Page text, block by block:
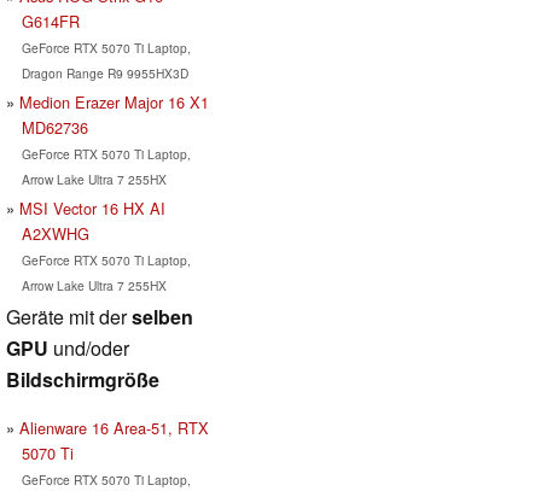
G614FR
GeForce RTX 5070 Ti Laptop,
Dragon Range R9 9955HX3D
Medion Erazer Major 16 X1
MD62736
GeForce RTX 5070 Ti Laptop,
Arrow Lake Ultra 7 255HX
MSI Vector 16 HX AI
A2XWHG
GeForce RTX 5070 Ti Laptop,
Arrow Lake Ultra 7 255HX
Geräte mit derselben
GPU und/oder
Bildschirmgröße
Alienware 16 Area-51, RTX
5070 Ti
GeForce RTX 5070 Ti Laptop,